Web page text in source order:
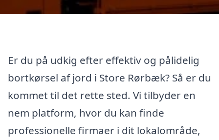
Er du på udkig efter effektiv og pålidelig
bortkørsel af jord i Store Rørbæk? Så er du
kommet til det rette sted. Vi tilbyder en
nem platform, hvor du kan finde
professionelle firmaer i dit lokalområde,